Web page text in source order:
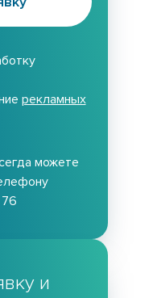
рекламных
можете
и